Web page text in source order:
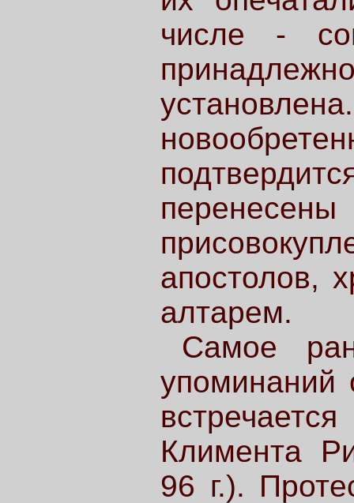
числе -
перенесены
апостолов,
алтарем.
Самое
Климента
96 г.).